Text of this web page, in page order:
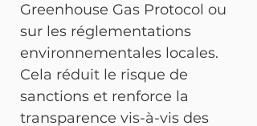
Greenhouse Gas Protocol ou
sur les réglementations
environnementales locales.
Cela réduit le risque de
sanctions et renforce la
transparence vis-à-vis des